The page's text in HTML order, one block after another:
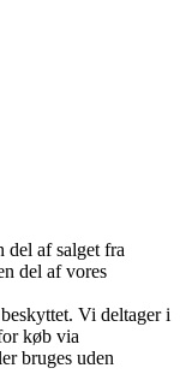
af salget fra
del af vores
Vi deltager i
køb via
bruges uden